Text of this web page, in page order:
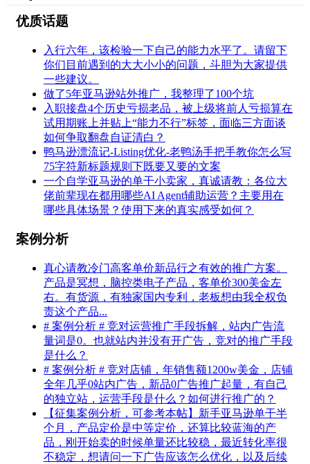
优质话题
入行六年，该检验一下自己的能力水平了。请留下
你们目前遇到的大大小小的问题，斗胆为大家提供
一些建议。
做了5年亚马逊站外推广，我整理了100个坑
入职接盘4个历史亏损老品，被上级将前人亏损算在
试用期账上并贴上“能力不行”标签，面临三方面谈
如何争取翻盘自证清白？
鸭马逊漂流记-Listing优化-老鸭汤手把手教你怎么写
75字符新标题规则下既要又要的文案
一个自学亚马逊的单干小卖家，真诚请教：各位大
佬前辈现在都用哪些AI Agent辅助运营？主要用在
哪些具体场景？使用下来的真实感受如何？
案例分析
真心请教冷门高客单价新品行之有效的推广方案。
产品是冥想，脑控类电子产品，客单价300美金左
右。有货源，有独家国内专利，老板想由我全权负
责这个产品...
# 案例分析 # 竞对运营推广手段拆解，站内广告流
量词是0。也就站内并没有开广告，竞对的推广手段
是什么？
# 案例分析 # 竞对店铺，年销售额1200w美金，店铺
全年几乎0站内广告，新品0广告推广起量，有自己
的独立站，运营手段是什么？如何进行推广的？
【征集案例分析，可参考本帖】新手亚马逊单干半
个月，产品定价是中等定价，还算比较蓝海的产
品，刚开始卖的时候单量还比较稳，最近转化率很
不稳定，想请问一下广告应该怎么优化，以及后续